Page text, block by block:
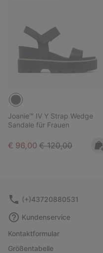
Joanie™ IV Y Strap Wedge
Sandale für Frauen
Sale price:
€ 96,00 Regular price:
€ 120,00
(+)43720880531
Kundenservice
Kontaktformular
Größentabelle